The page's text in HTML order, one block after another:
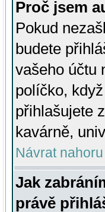
Proč jsem
Pokud
budete
vašeho účtu
políčko,
přihlašujete
kavárně,
Návrat nahoru
Jak
právě